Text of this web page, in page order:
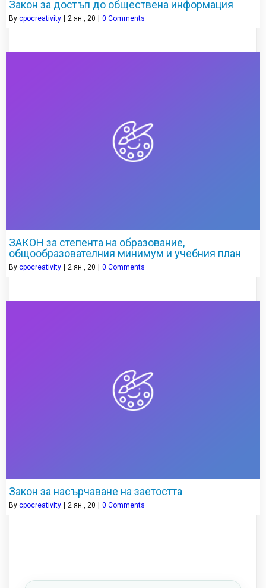
Закон за достъп до обществена информация
By cpocreativity 2 ян., 20 0 Comments
ЗАКОН за степента на образование,
общообразователния минимум и учебния план
By cpocreativity 2 ян., 20 0 Comments
Закон за насърчаване на заетостта
By cpocreativity | 2 ян., 20 | 0 Comments